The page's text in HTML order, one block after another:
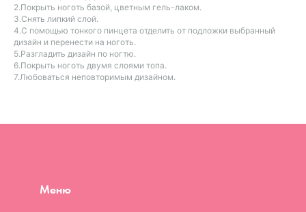
2.Покрыть ноготь базой, цветным гель-лаком.
3.Снять липкий слой.
4.С помощью тонкого пинцета отделить от подложки выбранный
дизайн и перенести на ноготь.
5.Разгладить дизайн по ногтю.
6.Покрыть ноготь двумя слоями топа.
7.Любоваться неповторимым дизайном.
Меню